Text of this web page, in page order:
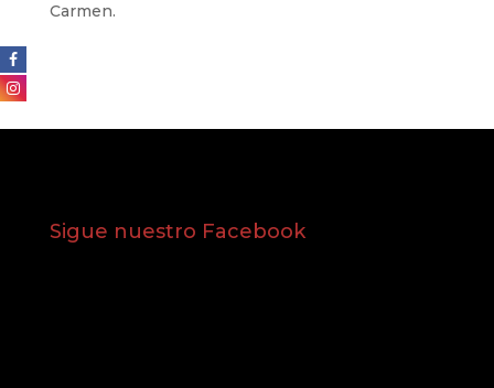
Carmen.
Sigue nuestro Facebook